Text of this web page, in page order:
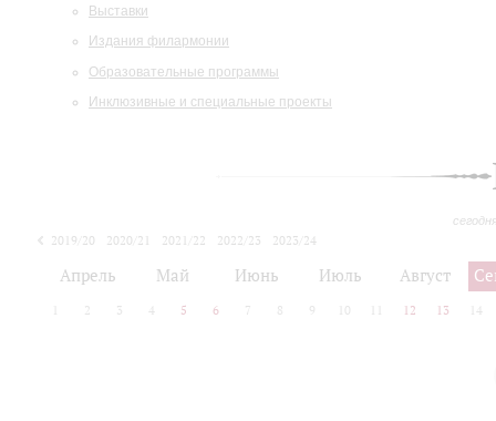
Выставки
Издания филармонии
Образовательные программы
Инклюзивные и специальные проекты
2019/20 2020/21 2021/22 2022/23
2023/24
Апрель Май Июнь Июль Август
2 3 4 5 6 7 8 9 10 12 13 14